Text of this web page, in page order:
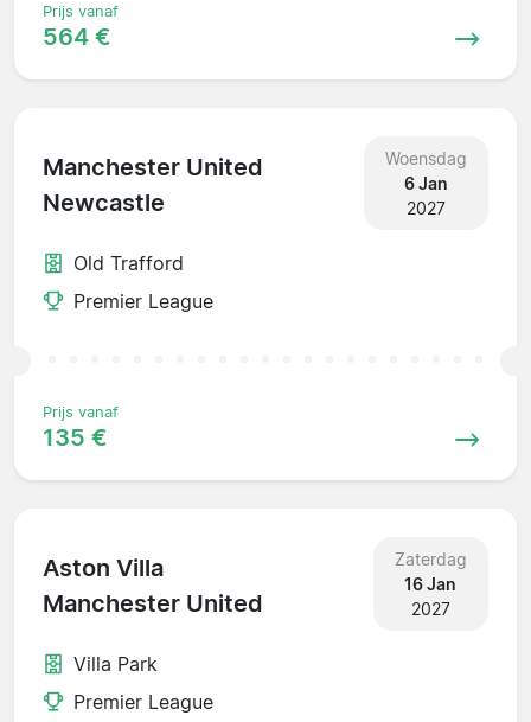
Prijs vanaf
564 €
Manchester United
Newcastle
Woensdag
6 Jan
2027
Old Trafford
Premier League
Prijs vanaf
135 €
Aston Villa
Manchester United
Zaterdag
16 Jan
2027
Villa Park
Premier League